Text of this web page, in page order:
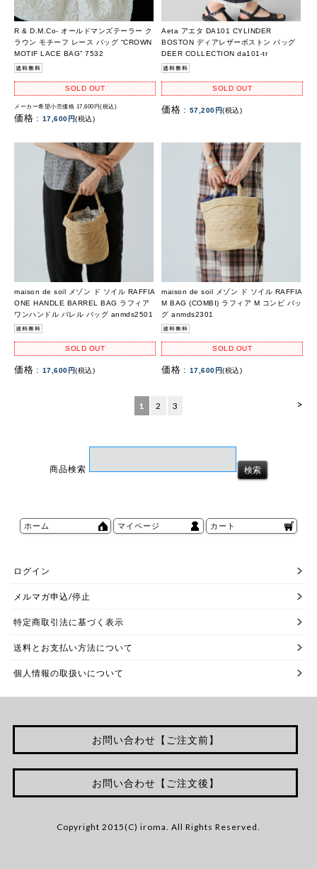
R & D.M.Co- オールドマンズテーラー ク
ラウン モチーフ レース バッグ “CROWN
MOTIF LACE BAG” 7532
SOLD OUT
メーカー希望小売価格 17,600円(税込)
価格 : 17,600円(税込)
Aeta アエタ DA101 CYLINDER
BOSTON ディアレザーボストン バッグ
DEER COLLECTION da101-tr
SOLD OUT
価格 : 57,200円(税込)
maison de soil メゾン ド ソイル RAFFIA
ONE HANDLE BARREL BAG ラフィア
ワンハンドル バレル バッグ anmds2501
SOLD OUT
価格 : 17,600円(税込)
maison de soil メゾン ド ソイル RAFFIA
M BAG (COMBI) ラフィア M コンビ バッ
グ anmds2301
SOLD OUT
価格 : 17,600円(税込)
>
1 2 3
商品検索
ホーム マイページ カート
ログイン
メルマガ申込/停止
特定商取引法に基づく表示
送料とお支払い方法について
個人情報の取扱いについて
お問い合わせ【ご注文前】
お問い合わせ【ご注文後】
Copyright 2015(C) iroma. All Rights Reserved.